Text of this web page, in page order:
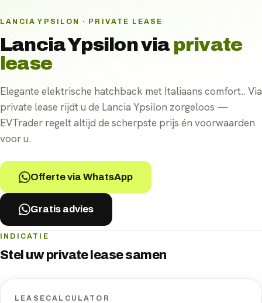
LANCIA YPSILON · PRIVATE LEASE
Lancia Ypsilonvia private
lease
Elegante elektrische hatchback met Italiaans comfort.. Via
private lease rijdt u de Lancia Ypsilon zorgeloos —
EVTrader regelt altijd de scherpste prijs én voorwaarden
voor u.
Offerte via WhatsApp
Gratis advies
INDICATIE
Stel uwprivate leasesamen
LEASECALCULATOR